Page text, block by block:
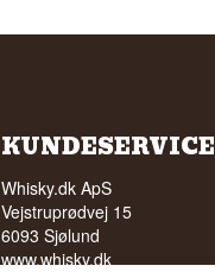
KUNDESERVICE
Whisky.dk ApS
Vejstruprødvej 15
6093 Sjølund
www.whisky.dk